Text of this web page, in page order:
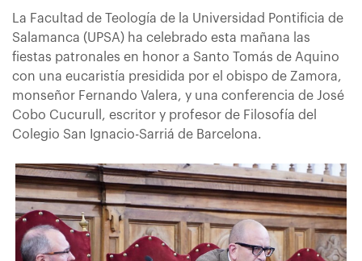
La Facultad de Teología de la Universidad Pontificia de
Salamanca (UPSA) ha celebrado esta mañana las
fiestas patronales en honor a Santo Tomás de Aquino
con una eucaristía presidida por el obispo de Zamora,
monseñor Fernando Valera, y una conferencia de José
Cobo Cucurull, escritor y profesor de Filosofía del
Colegio San Ignacio-Sarriá de Barcelona.